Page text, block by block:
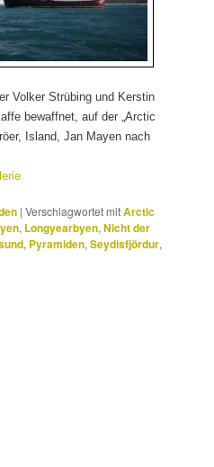
Volker Strübing und Kerstin
bewaffnet, auf der „Arctic
Island, Jan Mayen nach
|Verschlagwortet mitArctic
, Longyearbyen,Nicht der
, Pyramiden,Seydisfjördur,